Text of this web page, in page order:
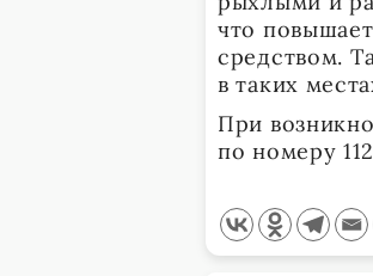
что
средством.
в таких
При
по номеру